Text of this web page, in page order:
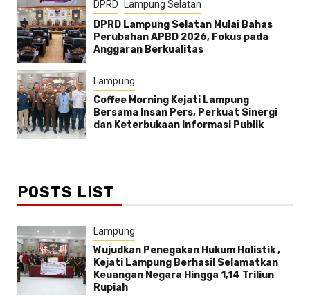
DPRD Lampung Selatan
DPRD Lampung Selatan Mulai Bahas
Perubahan APBD 2026, Fokus pada
Anggaran Berkualitas
Lampung
Coffee Morning Kejati Lampung
Bersama Insan Pers, Perkuat Sinergi
dan Keterbukaan Informasi Publik
POSTS LIST
Lampung
Wujudkan Penegakan Hukum Holistik ,
Kejati Lampung Berhasil Selamatkan
Keuangan Negara Hingga 1,14 Triliun
Rupiah